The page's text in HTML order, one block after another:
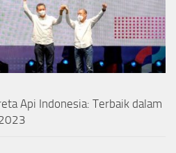
Api Indonesia: Terbaik dalam